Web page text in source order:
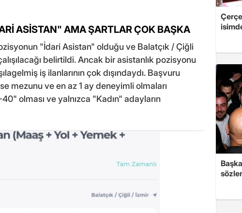
ASİSTAN" AMA ŞARTLAR ÇOK BAŞKA
"İdari Asistan" olduğu ve Balatçık / Çiğli
belirtildi. Ancak bir asistanlık pozisyonu
iş ilanlarının çok dışındaydı. Başvuru
mezunu ve en az 1 ay deneyimli olmaları
olması ve yalnızca "Kadın" adayların